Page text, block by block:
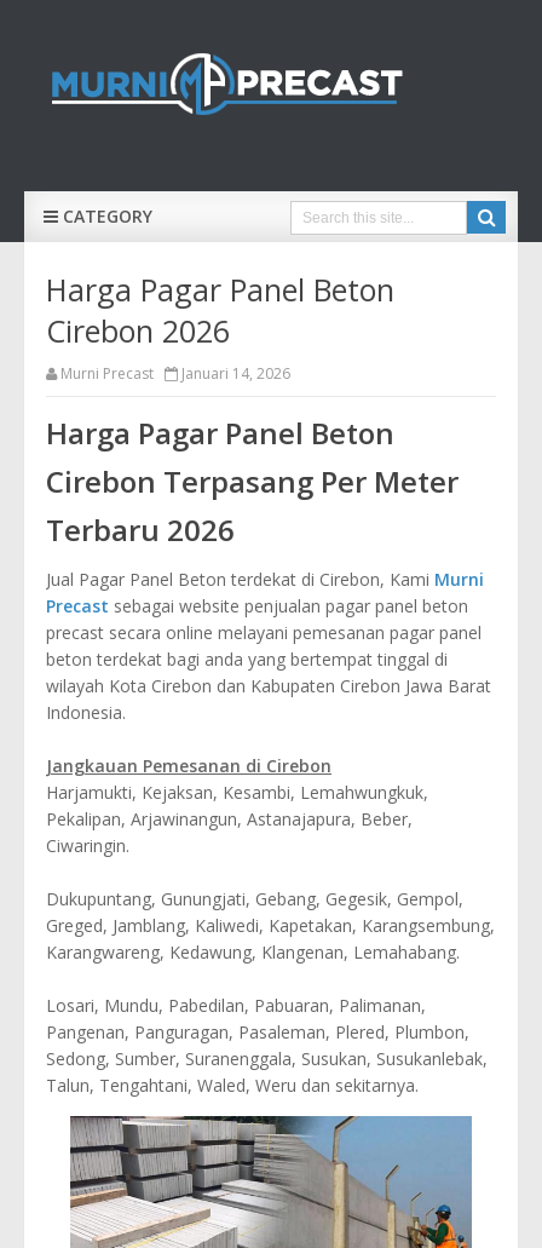
CATEGORY
Harga Pagar Panel Beton
Cirebon 2026
Murni Precast Januari 14, 2026
Harga Pagar Panel Beton
Cirebon Terpasang Per Meter
Terbaru 2026
Jual Pagar Panel Beton terdekat di Cirebon, Kami Murni
Precast sebagai website penjualan pagar panel beton
precast secara online melayani pemesanan pagar panel
beton terdekat bagi anda yang bertempat tinggal di
wilayah Kota Cirebon dan Kabupaten Cirebon Jawa Barat
Indonesia.
Jangkauan Pemesanan di Cirebon
Harjamukti, Kejaksan, Kesambi, Lemahwungkuk,
Pekalipan, Arjawinangun, Astanajapura, Beber,
Ciwaringin.
Dukupuntang, Gunungjati, Gebang, Gegesik, Gempol,
Greged, Jamblang, Kaliwedi, Kapetakan, Karangsembung,
Karangwareng, Kedawung, Klangenan, Lemahabang.
Losari, Mundu, Pabedilan, Pabuaran, Palimanan,
Pangenan, Panguragan, Pasaleman, Plered, Plumbon,
Sedong, Sumber, Suranenggala, Susukan, Susukanlebak,
Talun, Tengahtani, Waled, Weru dan sekitarnya.